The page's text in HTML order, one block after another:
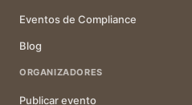
Eventos de Compliance
Blog
ORGANIZADORES
Publicar evento